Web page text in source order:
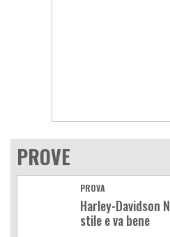
PROVE
PROVA
Harley-Davidson
stile e va bene